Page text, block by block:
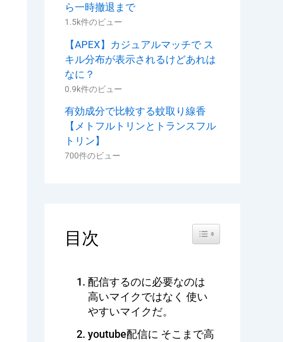
ら一時撤退まで
1.5k件のビュー
【APEX】カジュアルマッチで ス
キル分布が表示されるけどあれは
なに？
0.9k件のビュー
有効成分で比較する蚊取り線香
【メトフルトリンとトランスフル
トリン】
700件のビュー
目次 Toggle Table of Content
配信するのに必要なのは
高いマイクではなく 使い
やすいマイクだ。
youtube配信に そこまで高